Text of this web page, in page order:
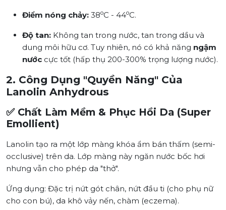
Điểm nóng chảy: 38oC - 44oC.
Độ tan: Không tan trong nước, tan trong dầu và
dung môi hữu cơ. Tuy nhiên, nó có khả năng ngậm
nước cực tốt (hấp thụ 200-300% trọng lượng nước).
2. Công Dụng "Quyền Năng" Của
Lanolin Anhydrous
✅ Chất Làm Mềm & Phục Hồi Da (Super
Emollient)
Lanolin tạo ra một lớp màng khóa ẩm bán thấm (semi-
occlusive) trên da. Lớp màng này ngăn nước bốc hơi
nhưng vẫn cho phép da "thở".
Ứng dụng: Đặc trị nứt gót chân, nứt đầu ti (cho phụ nữ
cho con bú), da khô vảy nến, chàm (eczema).